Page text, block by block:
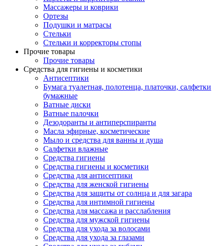
Массажеры и коврики
Ортезы
Подушки и матрасы
Стельки
Стельки и корректоры стопы
Прочие товары
Прочие товары
Средства для гигиены и косметики
Антисептики
Бумага туалетная, полотенца, платочки, салфетки
бумажные
Ватные диски
Ватные палочки
Дезодоранты и антиперспиранты
Масла эфирные, косметические
Мыло и средства для ванны и душа
Салфетки влажные
Средства гигиены
Средства гигиены и косметики
Средства для антисептики
Средства для женской гигиены
Средства для защиты от солнца и для загара
Средства для интимной гигиены
Средства для массажа и расслабления
Средства для мужской гигиены
Средства для ухода за волосами
Средства для ухода за глазами